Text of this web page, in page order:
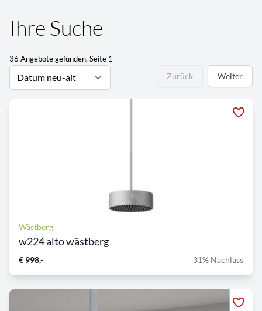
Ihre Suche
36 Angebote gefunden, Seite 1
Zurück Weiter
Wästberg
w224 alto wästberg
€ 998,- 31% Nachlass